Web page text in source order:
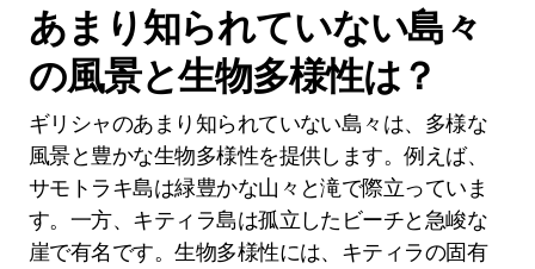
あまり知られていない島々
の風景と生物多様性は？
ギリシャのあまり知られていない島々は、多様な
風景と豊かな生物多様性を提供します。例えば、
サモトラキ島は緑豊かな山々と滝で際立っていま
す。一方、キティラ島は孤立したビーチと急峻な
崖で有名です。生物多様性には、キティラの固有